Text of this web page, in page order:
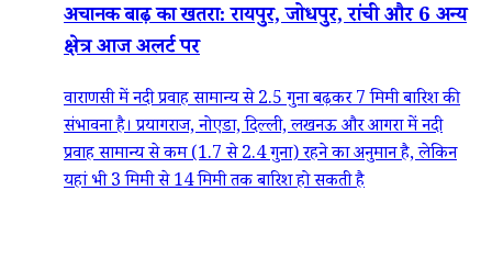
अचानक बाढ़ का खतरा: रायपुर, जोधपुर, रांची और 6 अन्य
क्षेत्र आज अलर्ट पर
वाराणसी में नदी प्रवाह सामान्य से 2.5 गुना बढ़कर 7 मिमी बारिश की
संभावना है। प्रयागराज, नोएडा, दिल्ली, लखनऊ और आगरा में नदी
प्रवाह सामान्य से कम (1.7 से 2.4 गुना) रहने का अनुमान है, लेकिन
यहां भी 3 मिमी से 14 मिमी तक बारिश हो सकती है